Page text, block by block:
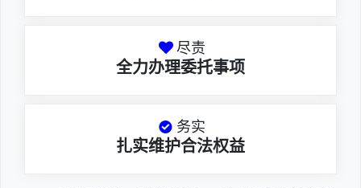
尽责
全力办理委托事项
务实
扎实维护合法权益